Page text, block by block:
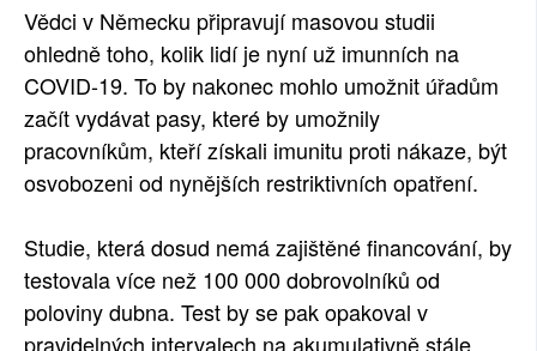
PLNÁ VERZE STRÁNEK
Vědci v Německu připravují masovou studii
ohledně toho, kolik lidí je nyní už imunních na
COVID-19. To by nakonec mohlo umožnit úřadům
začít vydávat pasy, které by umožnily
pracovníkům, kteří získali imunitu proti nákaze, být
osvobozeni od nynějších restriktivních opatření.
Studie, která dosud nemá zajištěné financování, by
testovala více než 100 000 dobrovolníků od
poloviny dubna. Test by se pak opakoval v
pravidelných intervalech na akumulativně stále